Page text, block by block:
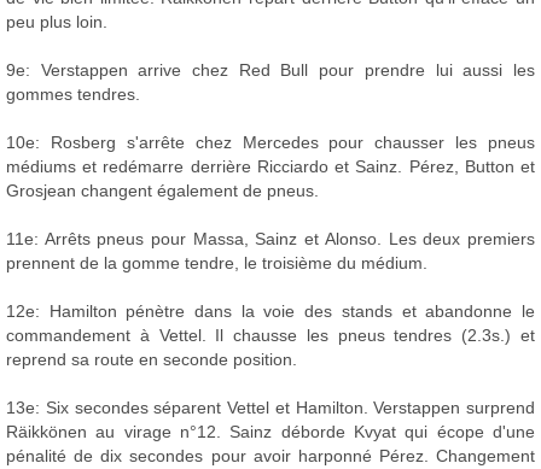
peu plus loin.
9e: Verstappen arrive chez Red Bull pour prendre lui aussi les
gommes tendres.
10e: Rosberg s'arrête chez Mercedes pour chausser les pneus
médiums et redémarre derrière Ricciardo et Sainz. Pérez, Button et
Grosjean changent également de pneus.
11e: Arrêts pneus pour Massa, Sainz et Alonso. Les deux premiers
prennent de la gomme tendre, le troisième du médium.
12e: Hamilton pénètre dans la voie des stands et abandonne le
commandement à Vettel. Il chausse les pneus tendres (2.3s.) et
reprend sa route en seconde position.
13e: Six secondes séparent Vettel et Hamilton. Verstappen surprend
Räikkönen au virage n°12. Sainz déborde Kvyat qui écope d'une
pénalité de dix secondes pour avoir harponné Pérez. Changement